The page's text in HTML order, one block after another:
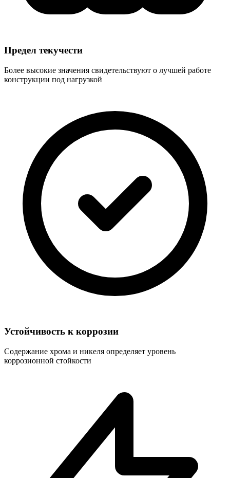
Предел текучести
Более высокие значения свидетельствуют о лучшей работе
конструкции под нагрузкой
Устойчивость к коррозии
Содержание хрома и никеля определяет уровень
коррозионной стойкости